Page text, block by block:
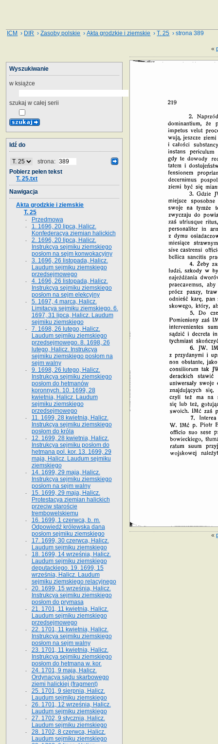
ICM › DIR ›Zasoby polskie ›Akta grodzkie i ziemskie ›T. 25 › strona 389
«
«
Wyszukiwanie
w książce
szukaj w całej serii
Idź do
strona:
Pobierz pełen tekst
T. 25.txt
Nawigacja
Akta grodzkie i ziemskie
T. 25
Przedmowa
1. 1696, 20 lipca, Halicz.
Konfederacya ziemian halickich
2. 1696, 20 lipca, Halicz.
Instrukcya sejmiku ziemskiego
posłom na sejm konwokacyjny
3. 1696, 26 listopada, Halicz.
Laudum sejmiku ziemskiego
przedsejmowego
4. 1696, 26 listopada, Halicz.
Instrukcya sejmiku ziemskiego
posłom na sejm elekcyjny
5. 1697, 4 marca, Halicz.
Limitacya sejmiku ziemskiego. 6.
1697, 31 lipca, Halicz. Laudum
sejmiku ziemskiego
7. 1698, 26 lutego, Halicz.
Laudum sejmiku ziemskiego
przedsejmowego. 8. 1698, 26
lutego, Halicz. Instrukcya
sejmiku ziemskiego posłom na
sejm walny
9. 1698, 26 lutego, Halicz.
Instrukcya sejmiku ziemskiego
posłom do hetmanów
koronnych. 10. 1699, 28
kwietnia, Halicz. Laudum
sejmiku ziemskiego
przedsejmowego
11. 1699, 28 kwietnia, Halicz.
Instrukcya sejmiku ziemskiego
posłom do króla
12. 1699, 28 kwietnia, Halicz.
Instrukcya sejmiku posłom do
hetmana pol. kor. 13. 1699, 29
maja, Halicz. Laudum sejmiku
ziemskiego
14. 1699, 29 maja, Halicz.
Instrukcya sejmiku ziemskiego
posłom na sejm walny
15. 1699, 29 maja, Halicz.
Protestacya ziemian halickich
przeciw staroście
trembowelskiemu
16. 1699, 1 czerwca, b. m.
Odpowiedź królewska dana
posłom sejmiku ziemskiego
17. 1699, 30 czerwca, Halicz.
Laudum sejmiku ziemskiego
18. 1699, 14 września, Halicz.
Laudum sejmiku ziemskiego
deputackiego. 19. 1699, 15
września, Halicz. Laudum
sejmiku ziemskiego relacyjnego
20. 1699, 15 września, Halicz.
Instrukcya sejmiku ziemskiego
posłom do prymasa
21. 1701, 11 kwietnia, Halicz.
Laudum sejmiku ziemskiego
przedsejmowego
22. 1701, 11 kwietnia, Halicz.
Instrukcya sejmiku ziemskiego
posłom na sejm walny
23. 1701, 11 kwietnia, Halicz.
Instrukcya sejmiku ziemskiego
posłom do hetmana w. kor.
24. 1701, 9 maja, Halicz.
Ordynacya sądu skarbowego
ziemi halickiej (fragment)
25. 1701, 9 sierpnia, Halicz.
Laudum sejmiku ziemskiego
26. 1701, 12 września, Halicz.
Laudum sejmiku ziemskiego
27. 1702, 9 stycznia, Halicz.
Laudum sejmiku ziemskiego
28. 1702, 8 czerwca, Halicz.
Laudum sejmiku ziemskiego